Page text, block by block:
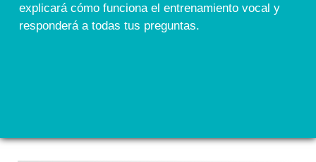
explicará cómo funciona el entrenamiento vocal y
responderá a todas tus preguntas.